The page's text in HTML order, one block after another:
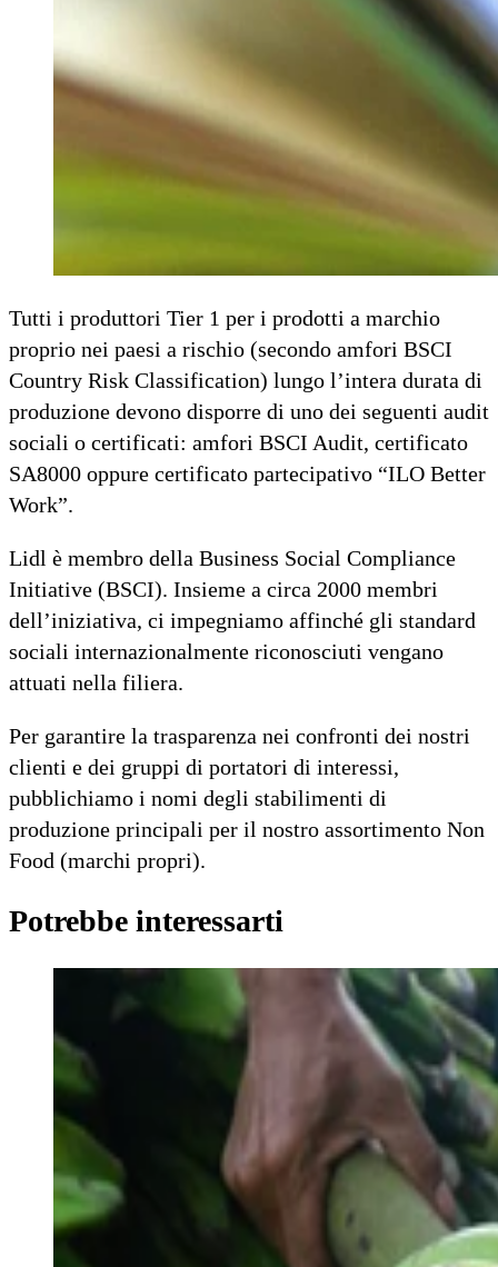
Tutti i produttori Tier 1 per i prodotti a marchio
proprio nei paesi a rischio (secondo amfori BSCI
Country Risk Classification) lungo l’intera durata di
produzione devono disporre di uno dei seguenti audit
sociali o certificati: amfori BSCI Audit, certificato
SA8000 oppure certificato partecipativo “ILO Better
Work”.
Lidl è membro della Business Social Compliance
Initiative (BSCI). Insieme a circa 2000 membri
dell’iniziativa, ci impegniamo affinché gli standard
sociali internazionalmente riconosciuti vengano
attuati nella filiera.
Per garantire la trasparenza nei confronti dei nostri
clienti e dei gruppi di portatori di interessi,
pubblichiamo i nomi degli stabilimenti di
produzione principali per il nostro assortimento Non
Food (marchi propri).
Potrebbe interessarti